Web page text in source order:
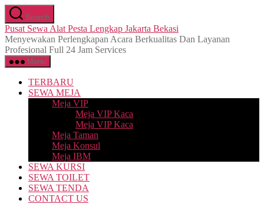
Skip
to
the
content
Search
Pusat Sewa Alat Pesta Lengkap Jakarta Bekasi
Menyewakan Perlengkapan Acara Berkualitas Dan Layanan
Profesional Full 24 Jam Services
Menu
TERBARU
SEWA MEJA
Meja VIP
Meja VIP Kaca
Meja VIP Kaca
Meja Taman
Meja Konsul
Meja IBM
SEWA KURSI
SEWA TOILET
SEWA TENDA
CONTACT US